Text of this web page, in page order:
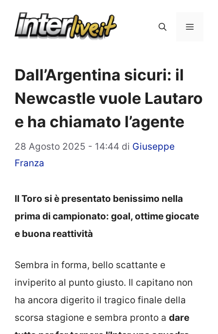
Menu
Dall’Argentina sicuri: il
Newcastle vuole Lautaro
e ha chiamato l’agente
28 Agosto 2025 - 14:44 di Giuseppe
Franza
Il Toro si è presentato benissimo nella
prima di campionato: goal, ottime giocate
e buona reattività
Sembra in forma, bello scattante e
inviperito al punto giusto. Il capitano non
ha ancora digerito il tragico finale della
scorsa stagione e sembra pronto a dare